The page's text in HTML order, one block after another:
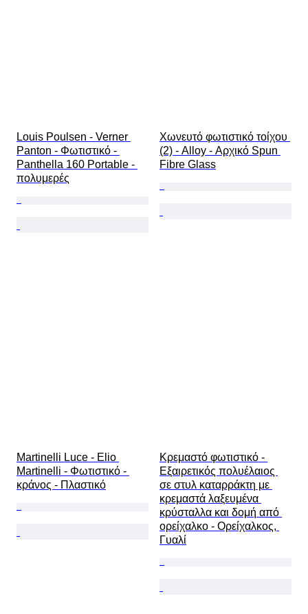
Louis Poulsen - Verner
Panton - Φωτιστικό -
Panthella 160 Portable -
πολυμερές
Χωνευτό φωτιστικό τοίχου
(2) - Alloy - Αρχικό Spun
Fibre Glass
Martinelli Luce - Elio
Martinelli - Φωτιστικό -
κράνος - Πλαστικό
Κρεμαστό φωτιστικό -
Εξαιρετικός πολυέλαιος
σε στυλ καταρράκτη με
κρεμαστά λαξευμένα
κρύσταλλα και δομή από
ορείχαλκο - Ορείχαλκος,
Γυαλί